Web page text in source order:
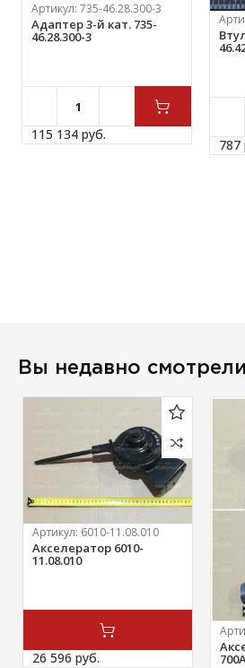
Артикул:735-46.28.300-3
Адаптер 3-й кат. 735-
46.28.300-3
115 134 руб.
787
Вы недавно смотрели
Артикул: 6010-11.08.010
Акселератор 6010-
11.08.010
26 596 руб.